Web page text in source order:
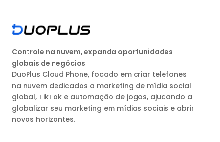
Controle na nuvem, expanda oportunidades
globais de negócios
DuoPlus Cloud Phone, focado em criar telefones
na nuvem dedicados a marketing de mídia social
global, TikTok e automação de jogos, ajudando a
globalizar seu marketing em mídias sociais e abrir
novos horizontes.